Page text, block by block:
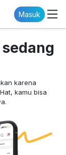
Masuk
sedang
karena
kamu bisa